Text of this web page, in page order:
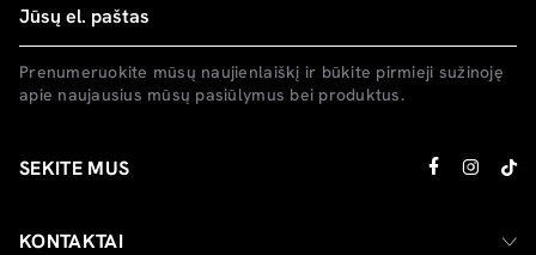
Prenumeruokite mūsų naujienlaiškį ir būkite pirmieji sužinoję
apie naujausius mūsų pasiūlymus bei produktus.
SEKITE MUS
KONTAKTAI